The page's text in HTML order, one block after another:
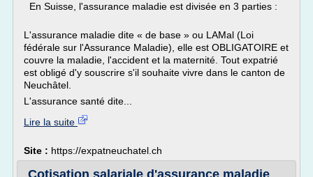
En Suisse, l'assurance maladie est divisée en 3 parties :
L'assurance maladie dite « de base » ou LAMal (Loi
fédérale sur l'Assurance Maladie), elle est OBLIGATOIRE et
couvre la maladie, l'accident et la maternité. Tout expatrié
est obligé d'y souscrire s'il souhaite vivre dans le canton de
Neuchâtel.
L'assurance santé dite...
Lire la suite
Site : https://expatneuchatel.ch
Cotisation salariale d'assurance maladie